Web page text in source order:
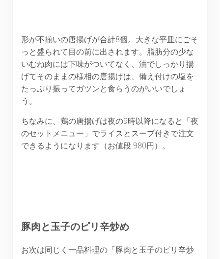
形が不揃いの唐揚げが合計8個。大きな平皿にごそ
っと盛られて目の前に出されます。脂肪分の少な
いむね肉には下味がついてなく、油でしっかり揚
げてそのままの様相の唐揚げは、備え付けの塩を
たっぷり振ってガツンと食らうのがいいでしょ
う。
ちなみに、鶏の唐揚げは夜の9時以降になると「夜
のセットメニュー」でライスとスープ付きで注文
できるようになります（お値段 980円）。
豚肉と玉子のピリ辛炒め
お次は同じく一品料理の「豚肉と玉子のピリ辛炒